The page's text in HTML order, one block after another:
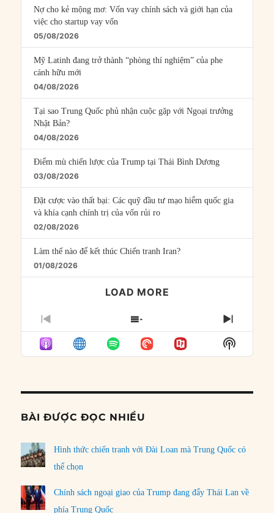
Nợ cho kẻ mộng mơ: Vốn vay chính sách và giới hạn của
việc cho startup vay vốn
05/08/2026
Mỹ Latinh đang trở thành “phòng thí nghiệm” của phe
cánh hữu mới
04/08/2026
Tại sao Trung Quốc phủ nhận cuộc gặp với Ngoại trưởng
Nhật Bản?
04/08/2026
Điểm mù chiến lược của Trump tại Thái Bình Dương
03/08/2026
Đặt cược vào thất bại: Các quỹ đầu tư mạo hiểm quốc gia
và khía cạnh chính trị của vốn rủi ro
02/08/2026
Làm thế nào để kết thúc Chiến tranh Iran?
01/08/2026
LOAD MORE
PREVIOUS
EPISODE
SHOW
EPISODES
LIST
NEXT
Show
Podcast
BÀI ĐƯỢC ĐỌC NHIỀU
Hình thức chiến tranh với Đài Loan mà Trung Quốc có
thể chọn
Chính sách ngoại giao của Trump đang đẩy Thái Lan về
phía Trung Quốc